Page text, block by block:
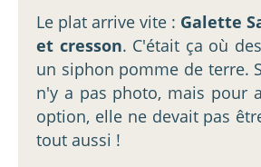
Le plat arrive vite : Galette
et cresson. C'était ça où
un siphon pomme de terre.
n'y a pas photo, mais pour
option, elle ne devait pas
tout aussi !